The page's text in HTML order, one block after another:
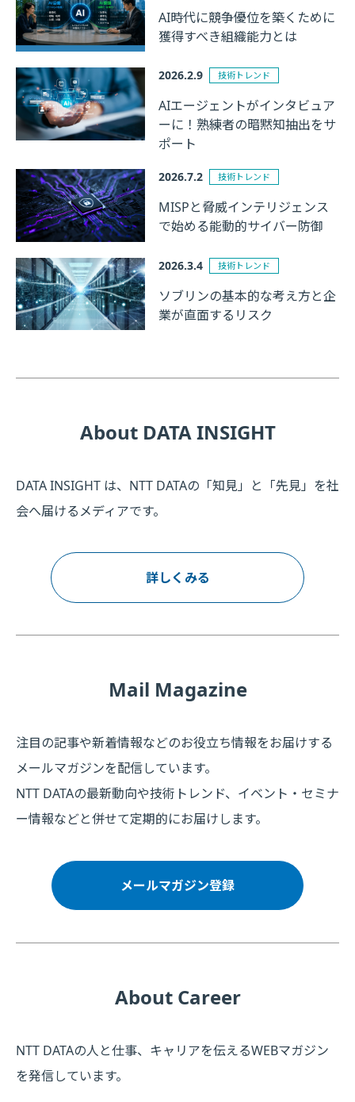
AI時代に競争優位を築くために
獲得すべき組織能力とは
2026.2.9 技術トレンド
AIエージェントがインタビュア
ーに！熟練者の暗黙知抽出をサ
ポート
2026.7.2 技術トレンド
MISPと脅威インテリジェンス
で始める能動的サイバー防御
2026.3.4 技術トレンド
ソブリンの基本的な考え方と企
業が直面するリスク
About DATA INSIGHT
DATA INSIGHT は、NTT DATAの「知見」と「先見」を社
会へ届けるメディアです。
詳しくみる
Mail Magazine
注目の記事や新着情報などのお役立ち情報をお届けする
メールマガジンを配信しています。
NTT DATAの最新動向や技術トレンド、イベント・セミナ
ー情報などと併せて定期的にお届けします。
メールマガジン登録
About Career
NTT DATAの人と仕事、キャリアを伝えるWEBマガジン
を発信しています。